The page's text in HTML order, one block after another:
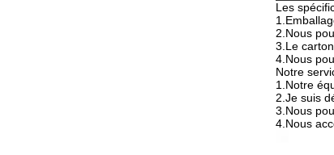
Les
1.
2. Nous
3. Le
4. Nous
Notre
1. Notre
2. Je suis
3. Nous
4. Nous